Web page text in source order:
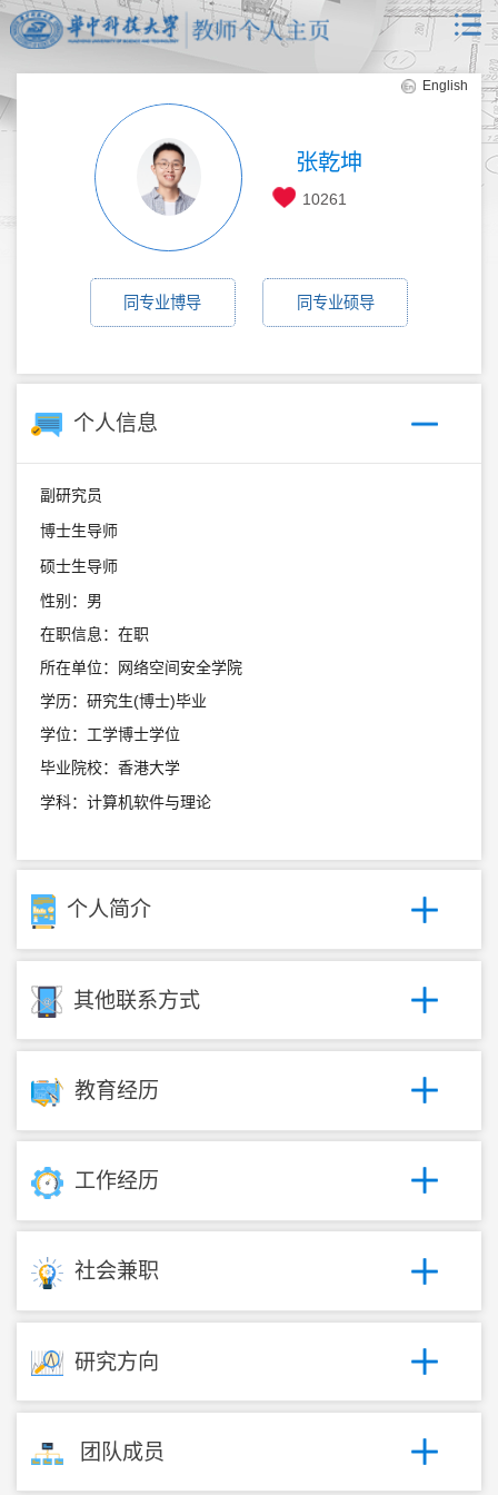
English
张乾坤
10261
同专业博导 同专业硕导
个人信息
副研究员
博士生导师
硕士生导师
性别：男
在职信息：在职
所在单位：网络空间安全学院
学历：研究生(博士)毕业
学位：工学博士学位
毕业院校：香港大学
学科：计算机软件与理论
个人简介
其他联系方式
教育经历
工作经历
社会兼职
研究方向
团队成员